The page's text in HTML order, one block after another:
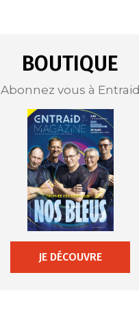
BOUTIQUE
Abonnez vous à Entraid
JE DÉCOUVRE